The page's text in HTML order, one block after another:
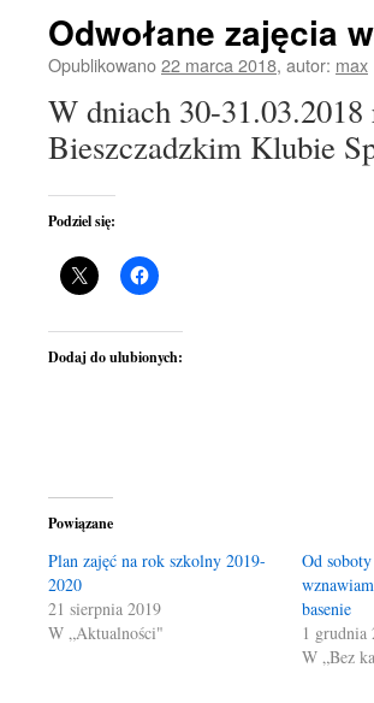
Odwołane zajęcia
Opublikowano22 marca 2018, autor: max
W dniach 30-31.03.2018
Bieszczadzkim Klubie
Podziel się:
Dodaj do ulubionych:
Powiązane
Plan zajęć na rok szkolny 2019-
2020
21 sierpnia 2019
W „Aktualności"
Od
basenie
1 grudnia
W „Bez